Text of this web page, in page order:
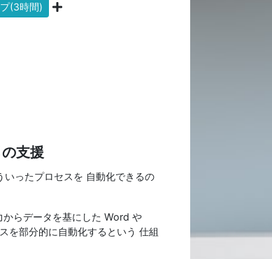
(3時間)
支援
ったプロセスを 自動化できるの
らデータを基にした Word や
を部分的に自動化するという 仕組